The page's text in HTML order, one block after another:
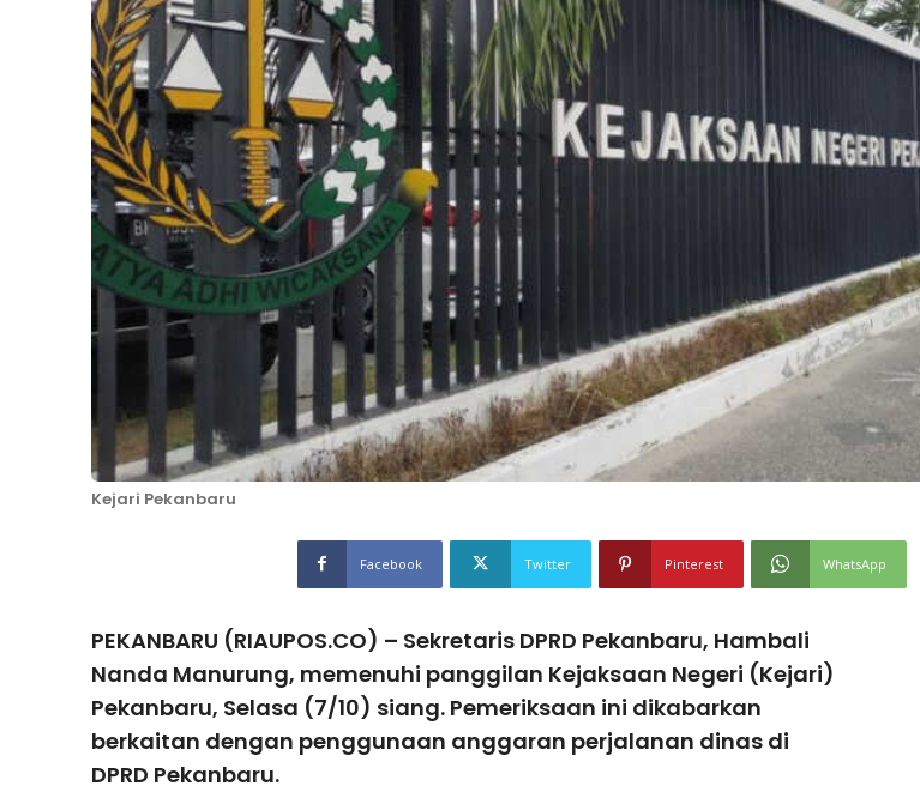
Kejari Pekanbaru
Facebook Twitter Pinterest WhatsApp
PEKANBARU (RIAUPOS.CO) – Sekretaris DPRD Pekanbaru, Hambali
Nanda Manurung, memenuhi panggilan Kejaksaan Negeri (Kejari)
Pekanbaru, Selasa (7/10) siang. Pemeriksaan ini dikabarkan
berkaitan dengan penggunaan anggaran perjalanan dinas di
DPRD Pekanbaru.